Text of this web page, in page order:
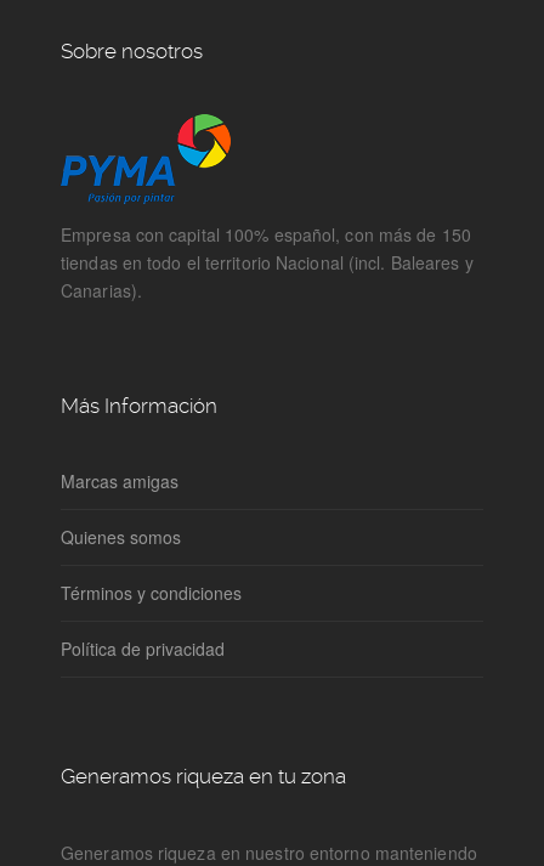
Sobre nosotros
Empresa con capital 100% español, con más de 150
tiendas en todo el territorio Nacional (incl. Baleares y
Canarias).
Más Información
Marcas amigas
Quienes somos
Términos y condiciones
Política de privacidad
Generamos riqueza en tu zona
Generamos riqueza en nuestro entorno manteniendo